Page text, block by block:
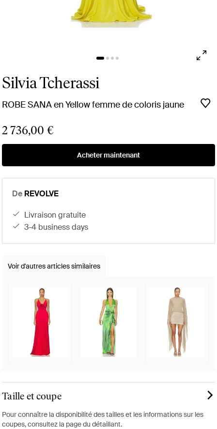
Silvia Tcherassi
ROBE SANA en Yellow femme de coloris jaune
2 736,00 €
Acheter maintenant
De REVOLVE
livraison gratuite
3-4 business days
Voir d'autres articles similaires
Taille et coupe
Pour connaître la disponibilité des tailles et les informations sur les
coupes, consultez la page du détaillant.